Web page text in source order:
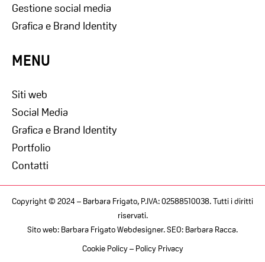
Gestione social media
Grafica e Brand Identity
MENU
Siti web
Social Media
Grafica e Brand Identity
Portfolio
Contatti
Copyright © 2024 – Barbara Frigato, P.IVA: 02588510038. Tutti i diritti
riservati.
Sito web: Barbara Frigato Webdesigner. SEO: Barbara Racca.
Cookie Policy– Policy Privacy